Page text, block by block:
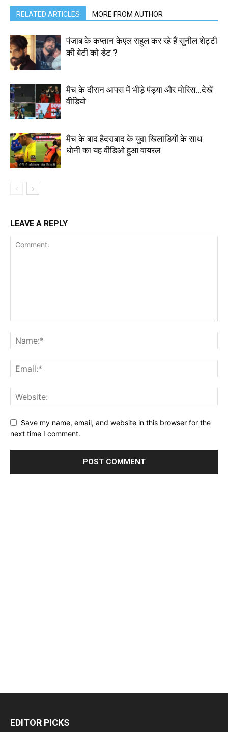
RELATED ARTICLES MORE FROM AUTHOR
पंजाब के कप्तान केएल राहुल कर रहे हैं सुनील शेट्टी
की बेटी को डेट ?
मैच के दौरान आपस में भीड़े पंड्या और मोरिस…देखें
वीडियो
मैच के बाद हैदराबाद के युवा खिलाडियों के साथ
धोनी का यह वीडिओ हुआ वायरल
LEAVE A REPLY
Save my name, email, and website in this browser for the
next time I comment.
EDITOR PICKS